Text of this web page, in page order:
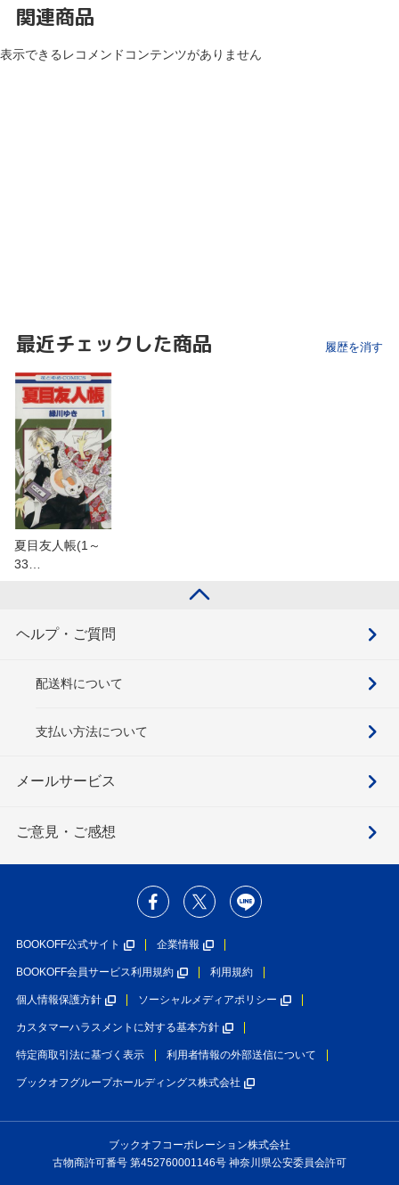
関連商品
表示できるレコメンドコンテンツがありません
最近チェックした商品 履歴を消す
夏目友人帳(1～
33…
ヘルプ・ご質問
配送料について
支払い方法について
メールサービス
ご意見・ご感想
BOOKOFF公式サイト 企業情報
BOOKOFF会員サービス利用規約 利用規約
個人情報保護方針 ソーシャルメディアポリシー
カスタマーハラスメントに対する基本方針
特定商取引法に基づく表示 利用者情報の外部送信について
ブックオフグループホールディングス株式会社
ブックオフコーポレーション株式会社
古物商許可番号 第452760001146号 神奈川県公安委員会許可